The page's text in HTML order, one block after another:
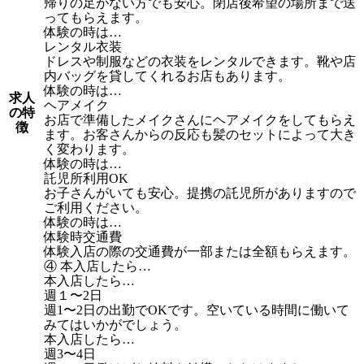
求人
の特
徴
帰りの足がない方でも安心。閉店後希望の場所まで送
ってもらえます。
体験の時は…
レンタル衣装
ドレスや制服などの衣装をレンタルできます。靴や店
内バッグを貸してくれるお店もあります。
体験の時は…
ヘアメイク
お店で準備したメイクさんにヘアメイクをしてもらえ
ます。お客さんからの反応も髪のセットによって大き
く変わります。
体験の時は…
託児所利用OK
お子さんがいても安心。提携の託児所がありますので
ご利用ください。
体験の時は…
体験時交通費
体験入店の際の交通費が一部または全額もらえます。
④ 本入店したら…
本入店したら…
週１〜2日
週1〜2日の出勤でOKです。空いている時間に働いて
みてはいかがでしょう。
本入店したら…
週3〜4日